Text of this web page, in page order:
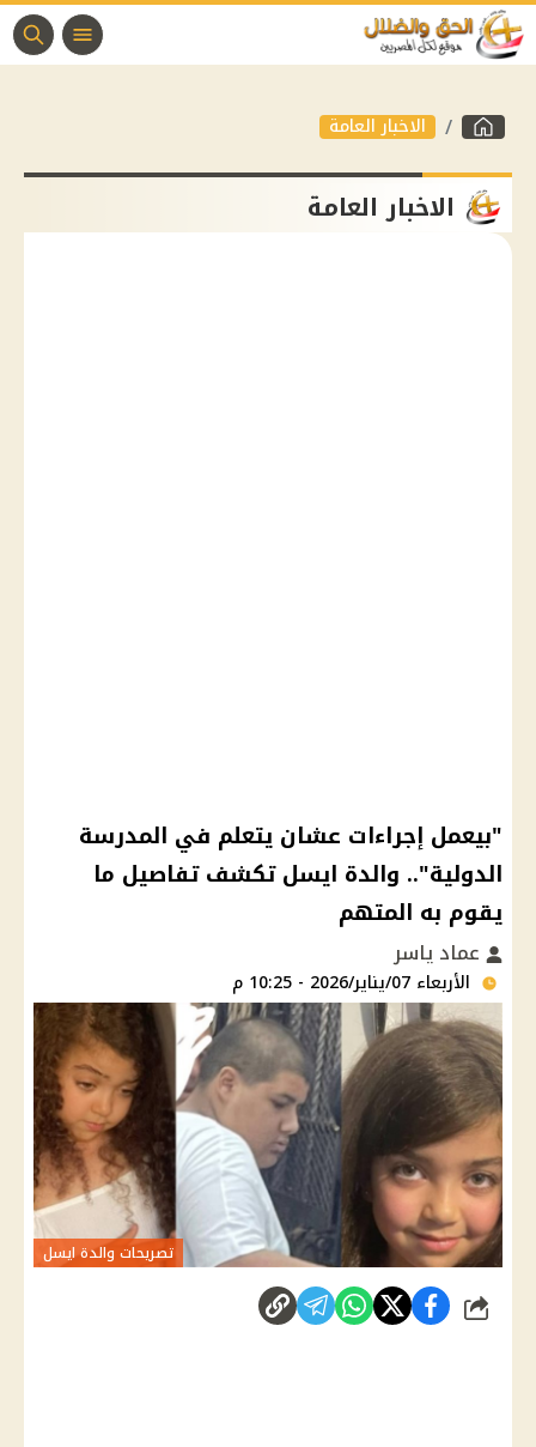
الاخبار العامة
الاخبار العامة
"بيعمل إجراءات عشان يتعلم في المدرسة
الدولية".. والدة ايسل تكشف تفاصيل ما
يقوم به المتهم
عماد ياسر
الأربعاء 07/يناير/2026 - 10:25 م
تصريحات والدة ايسل
شارك